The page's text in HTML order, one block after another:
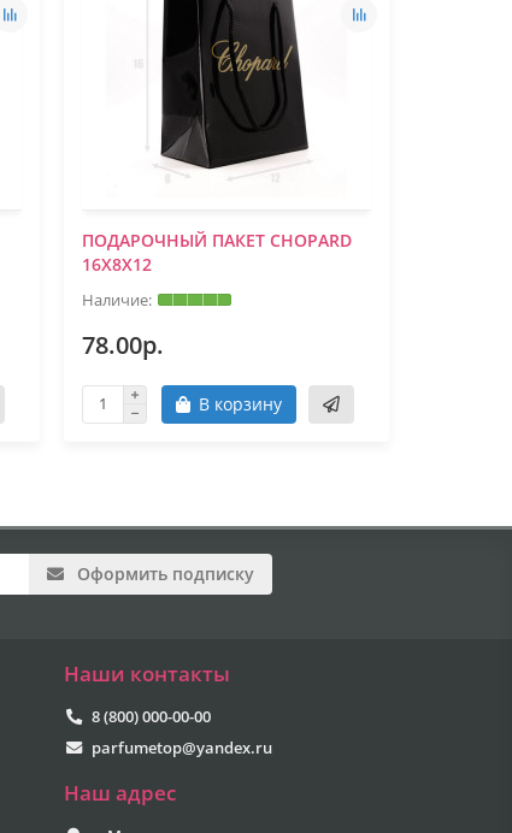
ПОДАРОЧНЫЙ ПАКЕТ CHOPARD
16Х8Х12
78.00р.
В корзину
Оформить подписку
Наши контакты
8 (800) 000-00-00
parfumetop@yandex.ru
Наш адрес